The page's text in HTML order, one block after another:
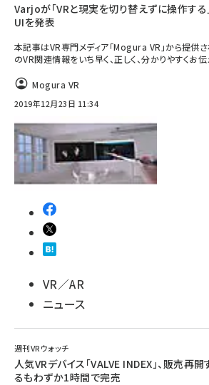
Varjoが「VRと現実を切り替えずに操作する
UIを発表
本記事はVR専門メディア「Mogura VR」から提供
のVR関連情報をいち早く、正しく、分かりやすくお伝
Mogura VR
2019年12月23日 11:34
VR／AR
ニュース
週刊VRウォッチ
人気VRデバイス「VALVE INDEX」、販売再開
るもわずか1時間で完売